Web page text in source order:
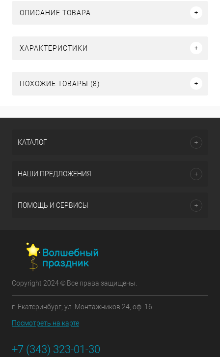
ОПИСАНИЕ ТОВАРА
ХАРАКТЕРИСТИКИ
ПОХОЖИЕ ТОВАРЫ (8)
КАТАЛОГ
НАШИ ПРЕДЛОЖЕНИЯ
ПОМОЩЬ И СЕРВИСЫ
Copyright 2024 © Все права защищены.
г. Екатеринбург, ул. Монтажников 24, оф. 16
Посмотреть на карте
+7 (343) 323-01-30